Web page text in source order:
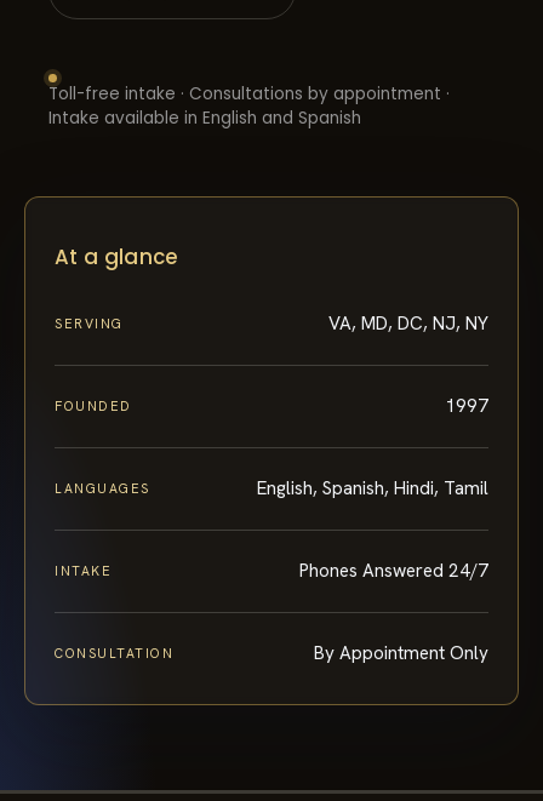
Toll-free intake · Consultations by appointment ·
Intake available in English and Spanish
At a glance
SERVING VA, MD, DC, NJ, NY
FOUNDED 1997
LANGUAGES English, Spanish, Hindi, Tamil
INTAKE Phones Answered 24/7
CONSULTATION By Appointment Only